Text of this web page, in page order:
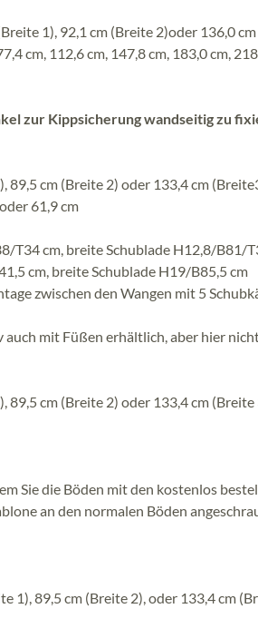
1), 92,1 cm (Breite 2)oder 136,0
cm, 112,6 cm, 147,8 cm, 183,0 cm,
zur Kippsicherung wandseitig zu
89,5 cm (Breite 2) oder 133,4 cm
61,9 cm
T34 cm, breite Schublade H12,8/B81/
cm, breite Schublade H19/B85,5 cm
zwischen den Wangen mit 5
mit Füßen erhältlich, aber hier
89,5 cm (Breite 2) oder 133,4 cm (Breite
Sie die Böden mit den kostenlos
an den normalen Böden
1), 89,5 cm (Breite 2), oder 133,4 cm